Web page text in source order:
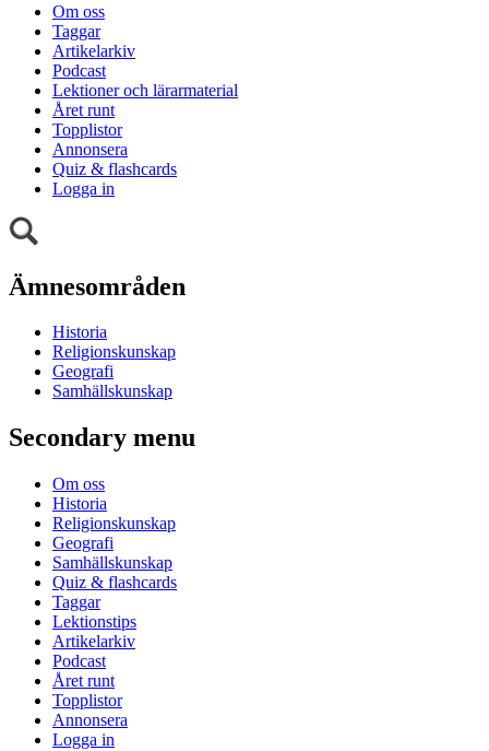
Om oss
Taggar
Artikelarkiv
Podcast
Lektioner och lärarmaterial
Året runt
Topplistor
Annonsera
Quiz & flashcards
Logga in
Ämnesområden
Historia
Religionskunskap
Geografi
Samhällskunskap
Secondary menu
Om oss
Historia
Religionskunskap
Geografi
Samhällskunskap
Quiz & flashcards
Taggar
Lektionstips
Artikelarkiv
Podcast
Året runt
Topplistor
Annonsera
Logga in